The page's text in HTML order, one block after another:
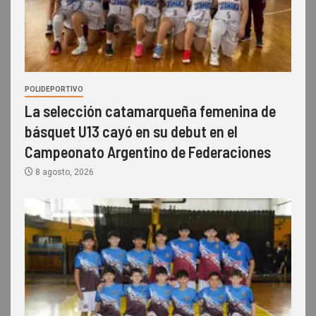
POLIDEPORTIVO
La selección catamarqueña femenina de
básquet U13 cayó en su debut en el
Campeonato Argentino de Federaciones
8 agosto, 2026